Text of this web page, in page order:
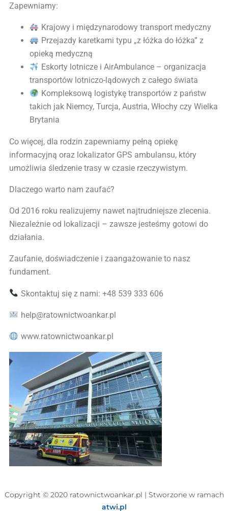
Zapewniamy:
Krajowy i międzynarodowy transport medyczny
Przejazdy karetkami typu „z łóżka do łóżka” z
opieką medyczną
Eskorty lotnicze i AirAmbulance – organizacja
transportów lotniczo-lądowych z całego świata
Kompleksową logistykę transportów z państw
takich jak Niemcy, Turcja, Austria, Włochy czy Wielka
Brytania
Co więcej, dla rodzin zapewniamy pełną opiekę
informacyjną oraz lokalizator GPS ambulansu, który
umożliwia śledzenie trasy w czasie rzeczywistym.
Dlaczego warto nam zaufać?
Od 2016 roku realizujemy nawet najtrudniejsze zlecenia.
Niezależnie od lokalizacji – zawsze jesteśmy gotowi do
działania.
Zaufanie, doświadczenie i zaangażowanie to nasz
fundament.
Skontaktuj się z nami: +48 539 333 606
help@ratownictwoankar.pl
www.ratownictwoankar.pl
Copyright © 2020 ratownictwoankar.pl | Stworzone w ramach
atwi.pl